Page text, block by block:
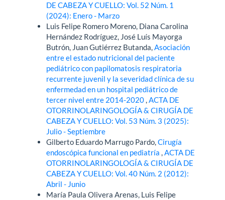
DE CABEZA Y CUELLO: Vol. 52 Núm. 1
(2024): Enero - Marzo
Luis Felipe Romero Moreno, Diana Carolina
Hernández Rodríguez, José Luís Mayorga
Butrón, Juan Gutiérrez Butanda,Asociación
entre el estado nutricional del paciente
pediátrico con papilomatosis respiratoria
recurrente juvenil y la severidad clínica de su
enfermedad en un hospital pediátrico de
tercer nivel entre 2014-2020,ACTA DE
OTORRINOLARINGOLOGÍA & CIRUGÍA DE
CABEZA Y CUELLO: Vol. 53 Núm. 3 (2025):
Julio - Septiembre
Gilberto Eduardo Marrugo Pardo,Cirugía
endoscópica funcional en pediatría,ACTA DE
OTORRINOLARINGOLOGÍA & CIRUGÍA DE
CABEZA Y CUELLO: Vol. 40 Núm. 2 (2012):
Abril - Junio
María Paula Olivera Arenas, Luis Felipe